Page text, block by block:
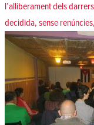
l’alliberament dels
decidida, sense